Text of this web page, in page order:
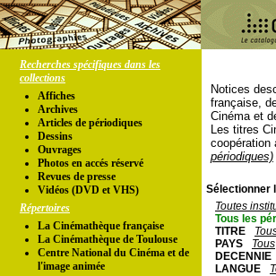
Recherches spécifiques dans les
collections
Affiches
Archives
Articles de périodiques
Dessins
Ouvrages
Photos en accés réservé
Revues de presse
Vidéos (DVD et VHS)
Répertoires
La Cinémathèque française
La Cinémathèque de Toulouse
Centre National du Cinéma et de
l'image animée
Notices
française,
Cinéma et
Les titres
coopération
périodiques)
Sélectionner
Toutes
Tous les
TITRE
PAYS
Tous
DECENNIE
LANGUE